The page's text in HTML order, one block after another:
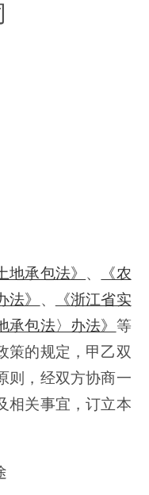
承包法》 、
《农
》
、
《浙江省实
包法〉办法》 等
策的规定，甲乙双
则，经双方协商一
相关事宜，订立本